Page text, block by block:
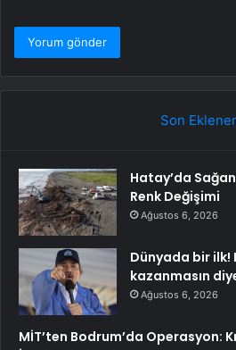
Son
Hatay’da
Renk Değişimi
Ağustos 6, 2026
Dünyada bir
kazanmasın
Ağustos 6, 2026
MİT’ten Bodrum’da Operasyon: